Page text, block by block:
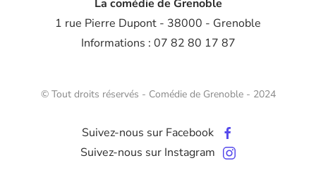
La comédie de Grenoble
1 rue Pierre Dupont - 38000 - Grenoble
Informations : 07 82 80 17 87
© Tout droits réservés - Comédie de Grenoble - 2024
Suivez-nous sur Facebook
Suivez-nous sur Instagram